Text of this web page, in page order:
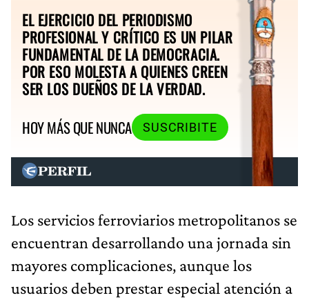
EL EJERCICIO DEL PERIODISMO
PROFESIONAL Y CRÍTICO ES UN PILAR
FUNDAMENTAL DE LA DEMOCRACIA.
POR ESO MOLESTA A QUIENES CREEN
SER LOS DUEÑOS DE LA VERDAD.
HOY MÁS QUE NUNCA
SUSCRIBITE
Los servicios ferroviarios metropolitanos se
encuentran desarrollando una jornada sin
mayores complicaciones, aunque los
usuarios deben prestar especial atención a